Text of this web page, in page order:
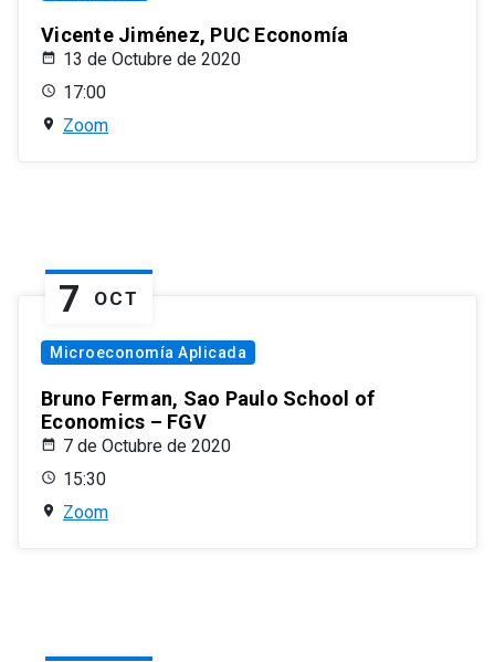
Vicente Jiménez, PUC Economía
13 de Octubre de 2020
17:00
Zoom
7 OCT
Microeconomía Aplicada
Bruno Ferman, Sao Paulo School of
Economics – FGV
7 de Octubre de 2020
15:30
Zoom